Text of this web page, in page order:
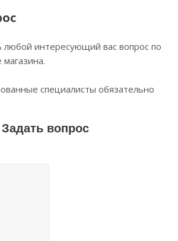
интересующий вас вопрос по
специалисты обязательно
Задать вопрос